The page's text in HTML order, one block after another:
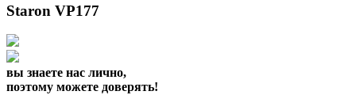
Staron VP177
вы знаете нас лично,
поэтому можете доверять!